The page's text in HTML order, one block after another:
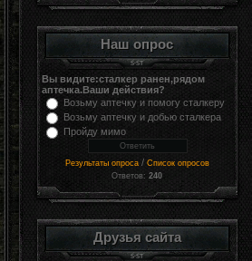
Наш опрос
Вы видите:сталкер ранен,рядом
аптечка.Ваши действия?
Возьму аптечку и помогу сталкеру
Возьму аптечку и добью сталкера
Пройду мимо
Результаты опроса / Список опросов
Ответов:240
Друзья сайта